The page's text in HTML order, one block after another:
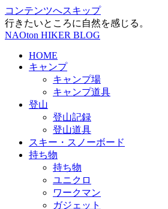
コンテンツへスキップ
行きたいところに自然を感じる。
NAOton HIKER BLOG
HOME
キャンプ
キャンプ場
キャンプ道具
登山
登山記録
登山道具
スキー・スノーボード
持ち物
持ち物
ユニクロ
ワークマン
ガジェット